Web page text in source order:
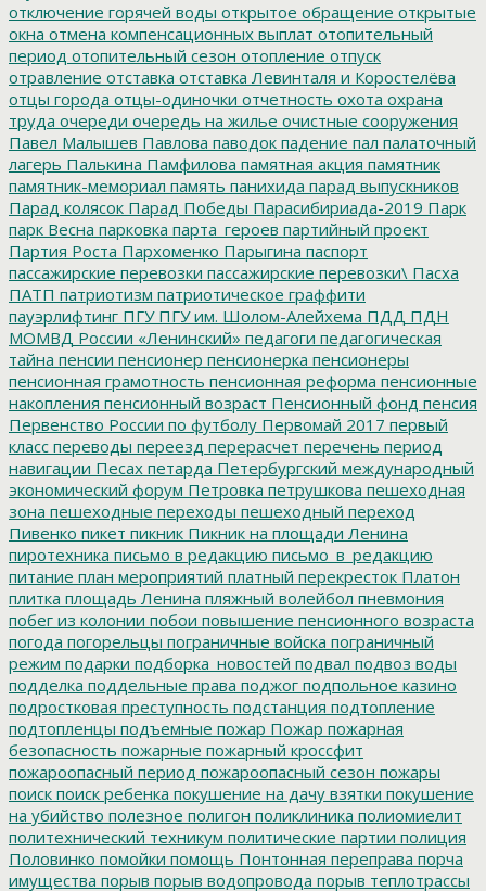
отключение горячей воды открытое обращение открытые
окна отмена компенсационных выплат отопительный
период отопительный сезон отопление отпуск
отравление отставка отставка Левинталя и Коростелёва
отцы города отцы-одиночки отчетность охота охрана
труда очереди очередь на жилье очистные сооружения
Павел Малышев Павлова паводок падение пал палаточный
лагерь Палькина Памфилова памятная акция памятник
памятник-мемориал память панихида парад выпускников
Парад колясок Парад Победы Парасибириада-2019 Парк
парк Весна парковка парта_героев партийный проект
Партия Роста Пархоменко Парыгина паспорт
пассажирские перевозки пассажирские перевозки\ Пасха
ПАТП патриотизм патриотическое граффити
пауэрлифтинг ПГУПГУ им. Шолом-Алейхема ПДД ПДН
МОМВД России «Ленинский» педагоги педагогическая
тайна пенсии пенсионер пенсионерка пенсионеры
пенсионная грамотность пенсионная реформа пенсионные
накопления пенсионный возраст Пенсионный фонд пенсия
Первенство России по футболу Первомай 2017 первый
класс переводы переезд перерасчет перечень период
навигации Песах петарда Петербургский международный
экономический форум Петровка петрушкова пешеходная
зона пешеходные переходы пешеходный переход
Пивенко пикет пикник Пикник на площади Ленина
пиротехника письмо в редакцию письмо_в_редакцию
питание план мероприятий платный перекресток Платон
плитка площадь Ленина пляжный волейбол пневмония
побег из колонии побои повышение пенсионного возраста
погода погорельцы пограничные войска пограничный
режим подарки подборка_новостей подвал подвоз воды
подделка поддельные права поджог подпольное казино
подростковая преступность подстанция подтопление
подтопленцы подъемные пожар Пожар пожарная
безопасность пожарные пожарный кроссфит
пожароопасный период пожароопасный сезон пожары
поиск поиск ребенка покушение на дачу взятки покушение
на убийство полезное полигон поликлиника полиомиелит
политехнический техникум политические партии полиция
Половинко помойки помощь Понтонная переправа порча
имущества порыв порыв водопровода порыв теплотрассы